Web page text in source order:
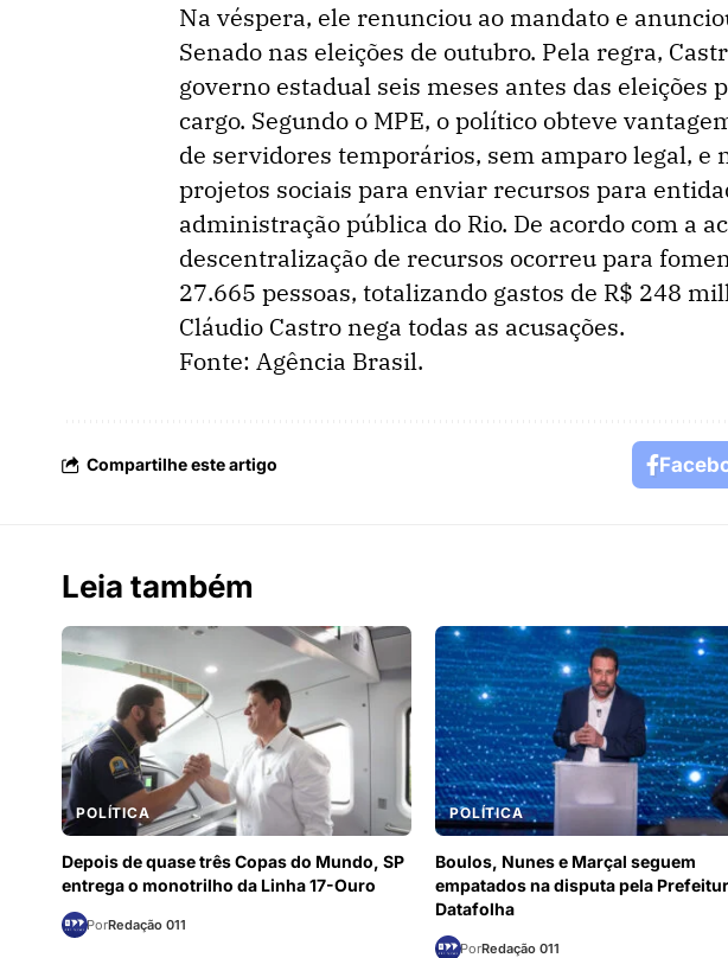
Na véspera, ele renunciou ao mandato e
Senado nas eleições de outubro. Pela regra,
governo estadual seis meses antes das eleições
cargo. Segundo o MPE, o político obteve
de servidores temporários, sem amparo legal, e
projetos sociais para enviar recursos para
administração pública do Rio. De acordo com a
descentralização de recursos ocorreu para
27.665 pessoas, totalizando gastos de R$ 248
Cláudio Castro nega todas as acusações.
Fonte: Agência Brasil.
Compartilhe este artigo
Leia também
POLÍTICA
Depois de quase três Copas do Mundo, SP
entrega o monotrilho da Linha 17-Ouro
PorRedação 011
POLÍTICA
Boulos, Nunes e Marçal seguem
empatados na disputa pela
Datafolha
PorRedação 011